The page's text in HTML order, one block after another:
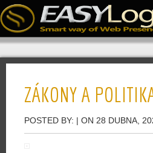
ZÁKONY A
POSTED BY: | ON 28 DUBNA,